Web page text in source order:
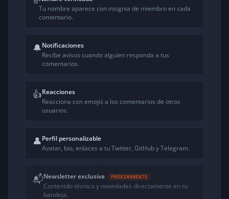
Tu nombre aparece con insignia de miembro en cada
comentario.
🔔Notificaciones
Recibe avisos cuando alguien responda a tus
comentarios.
👍Reacciones
Reacciona con emojis a los comentarios de otros
usuarios.
👤Perfil personalizable
Avatar, bio, enlaces a tu Twitter, GitHub y Telegram.
📬Newsletter exclusiva PRÓXIMAMENTE
Contenido técnico y novedades directamente en tu
bandeja.